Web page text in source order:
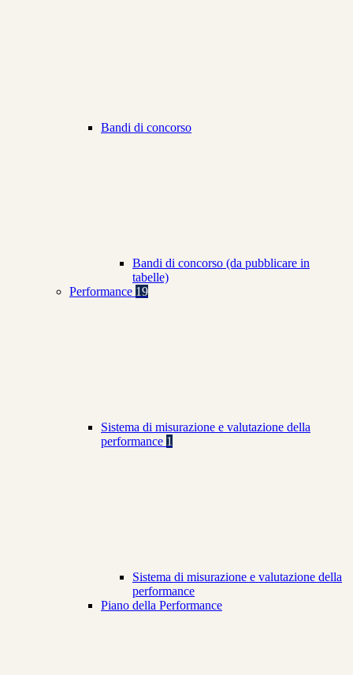
Bandi di concorso
Bandi di concorso (da pubblicare in
tabelle)
Performance 19
Sistema di misurazione e valutazione della
performance 1
Sistema di misurazione e valutazione della
performance
Piano della Performance